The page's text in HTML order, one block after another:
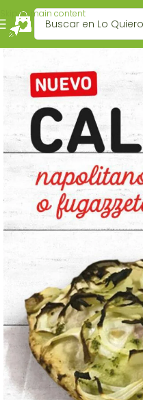
Skip to main content